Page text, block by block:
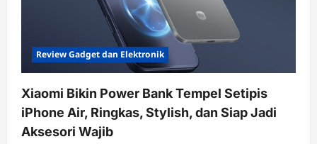
Review Gadget dan Elektronik
Xiaomi Bikin Power Bank Tempel Setipis
iPhone Air, Ringkas, Stylish, dan Siap Jadi
Aksesori Wajib